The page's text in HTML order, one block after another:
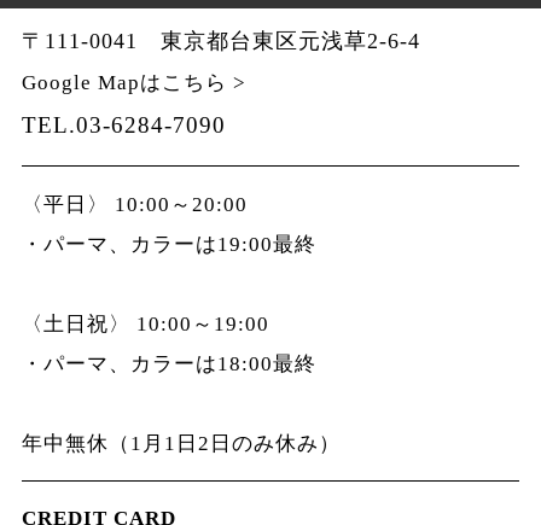
〒111-0041 東京都台東区元浅草2-6-4
Google Mapはこちら >
TEL.03-6284-7090
〈平日〉 10:00～20:00
・パーマ、カラーは19:00最終
〈土日祝〉 10:00～19:00
・パーマ、カラーは18:00最終
年中無休（1月1日2日のみ休み）
CREDIT CARD